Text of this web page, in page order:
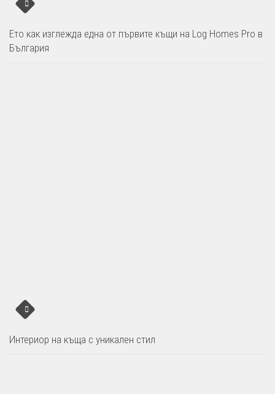
Ето как изглежда една от първите къщи на Log Homes Pro в
България
Интериор на къща с уникален стил